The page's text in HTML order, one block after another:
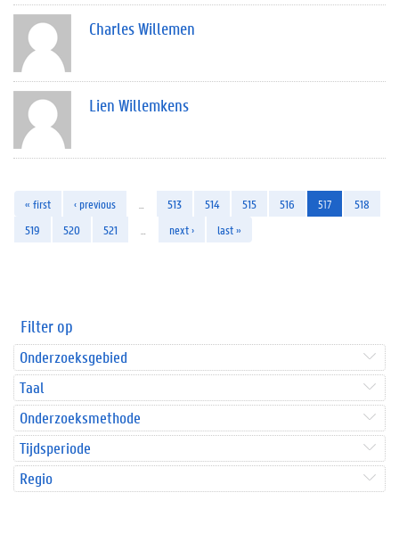
Charles Willemen
Lien Willemkens
« first ‹ previous 513 514 515 516 517
518
519
520 521 next › last »
Filter op
Onderzoeksgebied
Taal
Onderzoeksmethode
Tijdsperiode
Regio